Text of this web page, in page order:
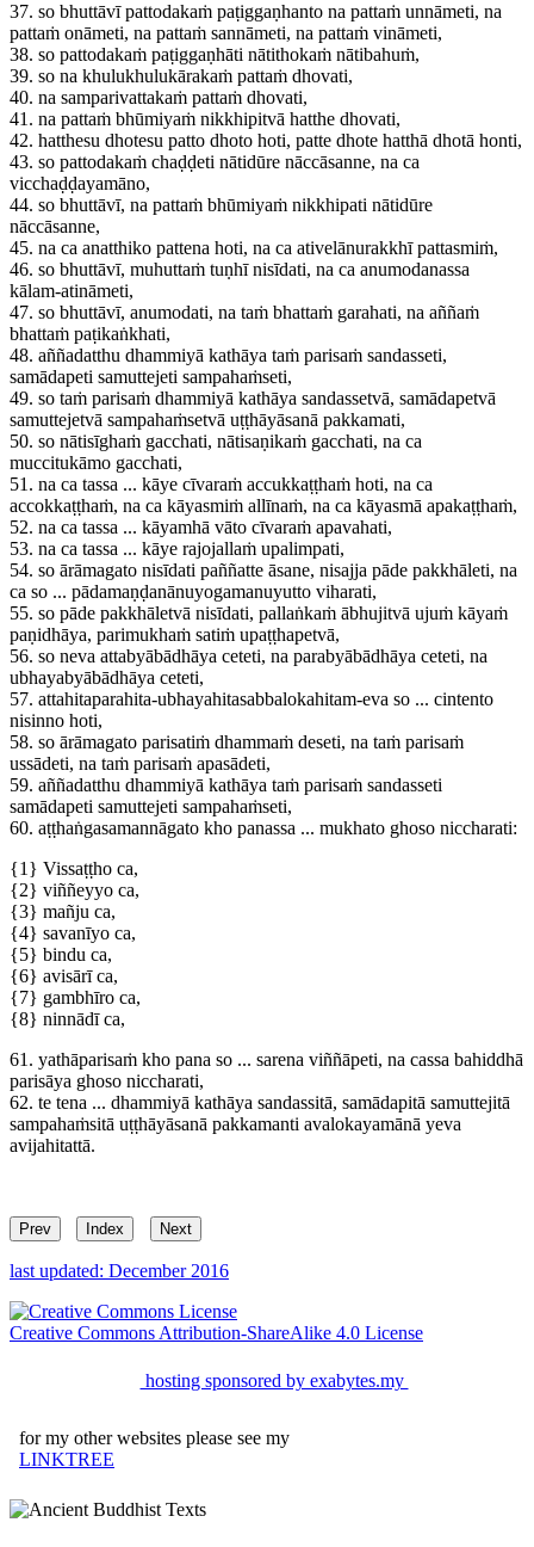
37. so bhuttāvī pattodakaṁ paṭiggaṇhanto na pattaṁ unnāmeti, na
pattaṁ onāmeti, na pattaṁ sannāmeti, na pattaṁ vināmeti,
38. so pattodakaṁ paṭiggaṇhāti nātithokaṁ nātibahuṁ,
39. so na khulukhulukārakaṁ pattaṁ dhovati,
40. na samparivattakaṁ pattaṁ dhovati,
41. na pattaṁ bhūmiyaṁ nikkhipitvā hatthe dhovati,
42. hatthesu dhotesu patto dhoto hoti, patte dhote hatthā dhotā honti,
43. so pattodakaṁ chaḍḍeti nātidūre nāccāsanne, na ca
vicchaḍḍayamāno,
44. so bhuttāvī, na pattaṁ bhūmiyaṁ nikkhipati nātidūre
nāccāsanne,
45. na ca anatthiko pattena hoti, na ca ativelānurakkhī pattasmiṁ,
46. so bhuttāvī, muhuttaṁ tuṇhī nisīdati, na ca anumodanassa
kālam-atināmeti,
47. so bhuttāvī, anumodati, na taṁ bhattaṁ garahati, na aññaṁ
bhattaṁ paṭikaṅkhati,
48. aññadatthu dhammiyā kathāya taṁ parisaṁ sandasseti,
samādapeti samuttejeti sampahaṁseti,
49. so taṁ parisaṁ dhammiyā kathāya sandassetvā, samādapetvā
samuttejetvā sampahaṁsetvā uṭṭhāyāsanā pakkamati,
50. so nātisīghaṁ gacchati, nātisaṇikaṁ gacchati, na ca
muccitukāmo gacchati,
51. na ca tassa ... kāye cīvaraṁ accukkaṭṭhaṁ hoti, na ca
accokkaṭṭhaṁ, na ca kāyasmiṁ allīnaṁ, na ca kāyasmā apakaṭṭhaṁ,
52. na ca tassa ... kāyamhā vāto cīvaraṁ apavahati,
53. na ca tassa ... kāye rajojallaṁ upalimpati,
54. so ārāmagato nisīdati paññatte āsane, nisajja pāde pakkhāleti, na
ca so ... pādamaṇḍanānuyogamanuyutto viharati,
55. so pāde pakkhāletvā nisīdati, pallaṅkaṁ ābhujitvā ujuṁ kāyaṁ
paṇidhāya, parimukhaṁ satiṁ upaṭṭhapetvā,
56. so neva attabyābādhāya ceteti, na parabyābādhāya ceteti, na
ubhayabyābādhāya ceteti,
57. attahitaparahita-ubhayahitasabbalokahitam-eva so ... cintento
nisinno hoti,
58. so ārāmagato parisatiṁ dhammaṁ deseti, na taṁ parisaṁ
ussādeti, na taṁ parisaṁ apasādeti,
59. aññadatthu dhammiyā kathāya taṁ parisaṁ sandasseti
samādapeti samuttejeti sampahaṁseti,
60. aṭṭhaṅgasamannāgato kho panassa ... mukhato ghoso niccharati:
{1} Vissaṭṭho ca,
{2} viññeyyo ca,
{3} mañju ca,
{4} savanīyo ca,
{5} bindu ca,
{6} avisārī ca,
{7} gambhīro ca,
{8} ninnādī ca,
61. yathāparisaṁ kho pana so ... sarena viññāpeti, na cassa bahiddhā
parisāya ghoso niccharati,
62. te tena ... dhammiyā kathāya sandassitā, samādapitā samuttejitā
sampahaṁsitā uṭṭhāyāsanā pakkamanti avalokayamānā yeva
avijahitattā.
Prev Index Next
last updated: December 2016
Creative Commons Attribution-ShareAlike 4.0 License
hosting sponsored by exabytes.my
for my other websites please see my
LINKTREE